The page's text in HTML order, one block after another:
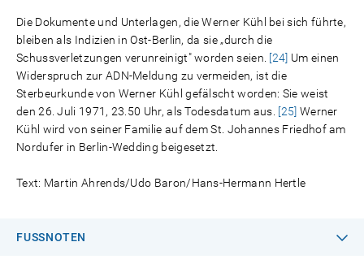
Die Dokumente und Unterlagen, die Werner Kühl bei sich führte,
bleiben als Indizien in Ost-Berlin, da sie „durch die
Schussverletzungen verunreinigt" worden seien. [24] Um einen
Widerspruch zur ADN-Meldung zu vermeiden, ist die
Sterbeurkunde von Werner Kühl gefälscht worden: Sie weist
den 26. Juli 1971, 23.50 Uhr, als Todesdatum aus. [25] Werner
Kühl wird von seiner Familie auf dem St. Johannes Friedhof am
Nordufer in Berlin-Wedding beigesetzt.
Text: Martin Ahrends/Udo Baron/Hans-Hermann Hertle
FUSSNOTEN